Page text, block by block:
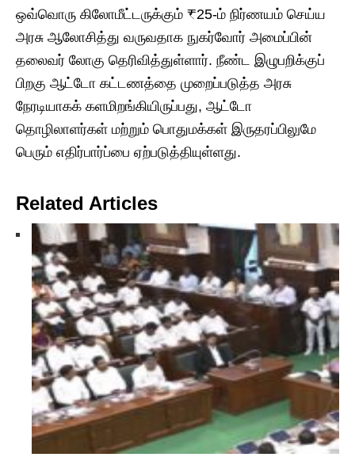
ஒவ்வொரு கிலோமீட்டருக்கும் ₹25-ம் நிர்ணயம் செய்ய
அரசு ஆலோசித்து வருவதாக நுகர்வோர் அமைப்பின்
தலைவர் லோகு தெரிவித்துள்ளார். நீண்ட இழுபறிக்குப்
பிறகு ஆட்டோ கட்டணத்தை முறைப்படுத்த அரசு
நேரடியாகக் களமிறங்கியிருப்பது, ஆட்டோ
தொழிலாளர்கள் மற்றும் பொதுமக்கள் இருதரப்பிலுமே
பெரும் எதிர்பார்ப்பை ஏற்படுத்தியுள்ளது.
Related Articles